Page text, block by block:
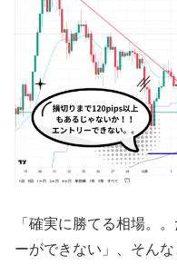
「確実に勝てる相場。
ーができない」、そん